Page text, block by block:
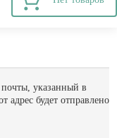
указанный в
адрес будет отправлено